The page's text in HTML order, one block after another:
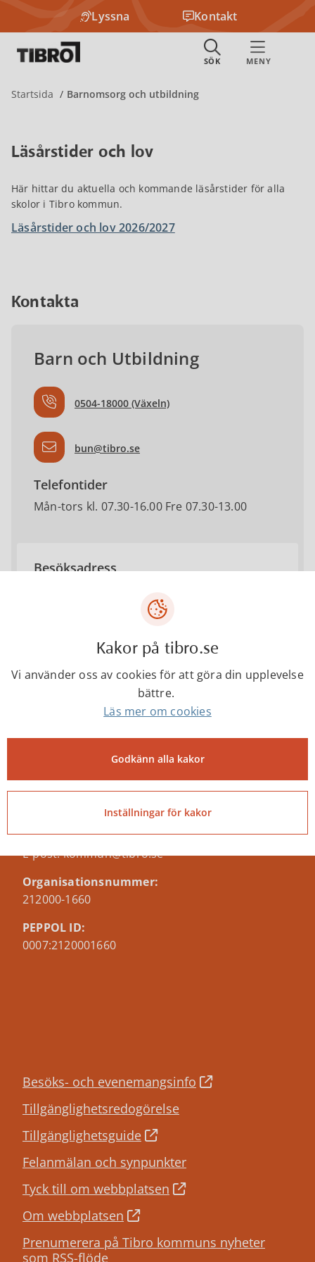
Lyssna Kontakt
Startsida Barnomsorg och utbildning
Läsårstider och lov
Här hittar du aktuella och kommande läsårstider för alla
skolor i Tibro kommun.
Läsårstider och lov 2026/2027
Kontakta
Barn och Utbildning
0504-18000 (Växeln)
bun@tibro.se
Telefontider
Mån-tors kl. 07.30-16.00 Fre 07.30-13.00
Besöksadress
Senast ändrad:
Centrumgatan 17
Telefon: 0504-180 00
E-post: kommun@tibro.se
Organisationsnummer:
212000-1660
PEPPOL ID:
0007:2120001660
Besöks- och evenemangsinfo
Tillgänglighetsredogörelse
Tillgänglighetsguide
Felanmälan och synpunkter
Tyck till om webbplatsen
Om webbplatsen
Prenumerera på Tibro kommuns nyheter
som RSS-flöde
Kakor på tibro.se
Vi använder oss av cookies för att göra din upplevelse
bättre.
Läs mer om cookies
Godkänn alla kakor
Inställningar för kakor